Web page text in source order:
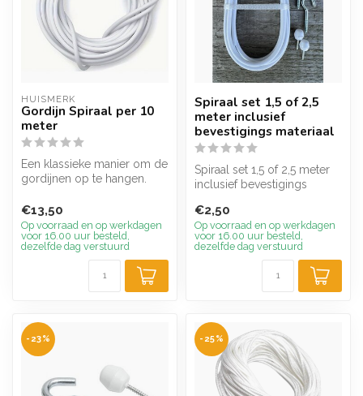
HUISMERK
Gordijn Spiraal per 10
meter
Een klassieke manier om de
gordijnen op te hangen.
ku...
€13,50
Op voorraad en op werkdagen
voor 16.00 uur besteld,
dezelfde dag verstuurd
Spiraal set 1,5 of 2,5
meter inclusief
bevestigings materiaal
Spiraal set 1,5 of 2,5 meter
inclusief bevestigings
€2,50
Op voorraad en op werkdagen
voor 16.00 uur besteld,
dezelfde dag verstuurd
-23% -25%